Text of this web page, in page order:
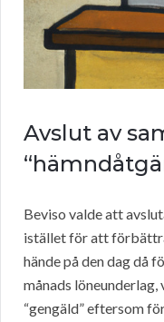
Avslut av
Beviso valde att
istället för att
hände på den dag då
månads
“gengäld” eftersom